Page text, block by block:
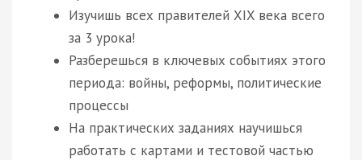
Изучишь всех правителей XIX века всего
за 3 урока!
Разберешься в ключевых событиях этого
периода: войны, реформы, политические
процессы
На практических заданиях научишься
работать с картами и тестовой частью